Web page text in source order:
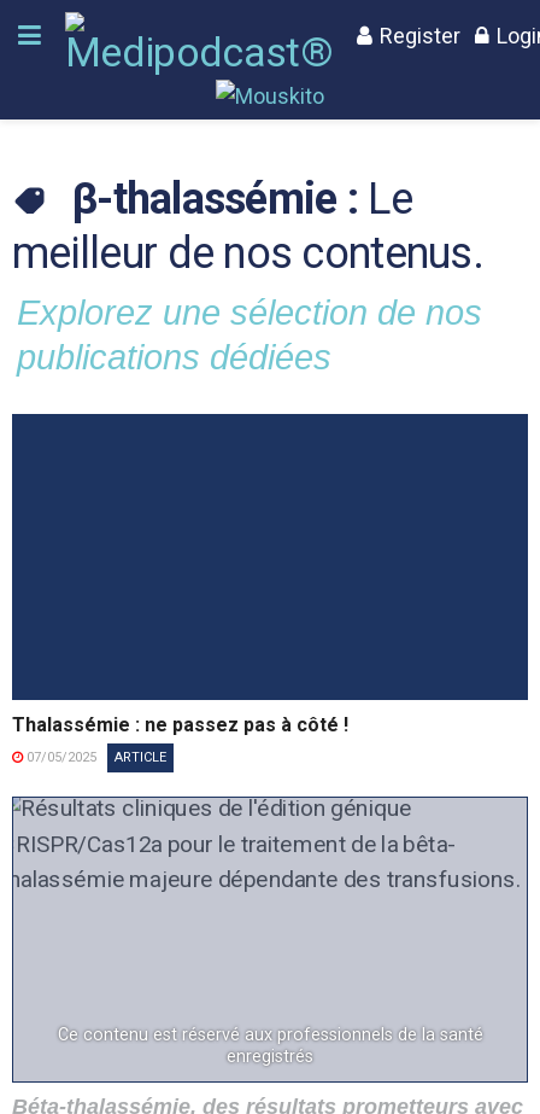
Register
β-thalassémie : Le
meilleur de nos contenus.
Explorez une sélection de nos
publications dédiées
Thalassémie : ne passez pas à côté !
07/05/2025 ARTICLE
Ce contenu est réservé aux professionnels de la santé
enregistrés
Béta-thalassémie, des résultats prometteurs avec